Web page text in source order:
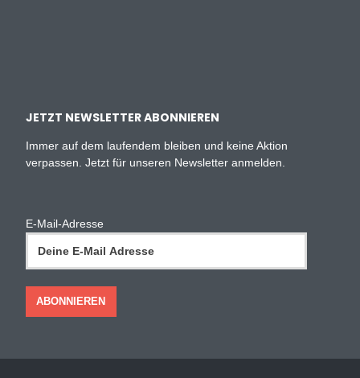
JETZT NEWSLETTER ABONNIEREN
Immer auf dem laufendem bleiben und keine Aktion
verpassen. Jetzt für unseren Newsletter anmelden.
E-Mail-Adresse